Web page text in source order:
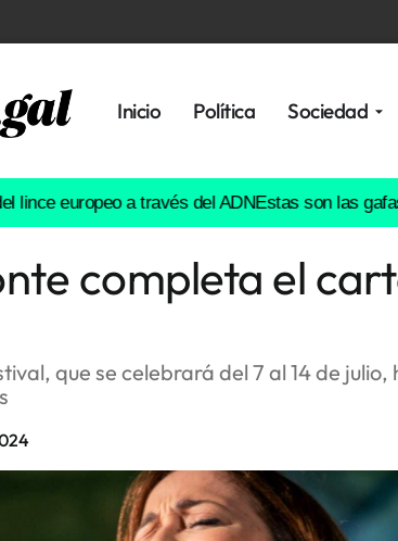
Inicio Política Sociedad
a través del ADNEstas son las gafas que
completa el
que se celebrará del 7 al 14 de